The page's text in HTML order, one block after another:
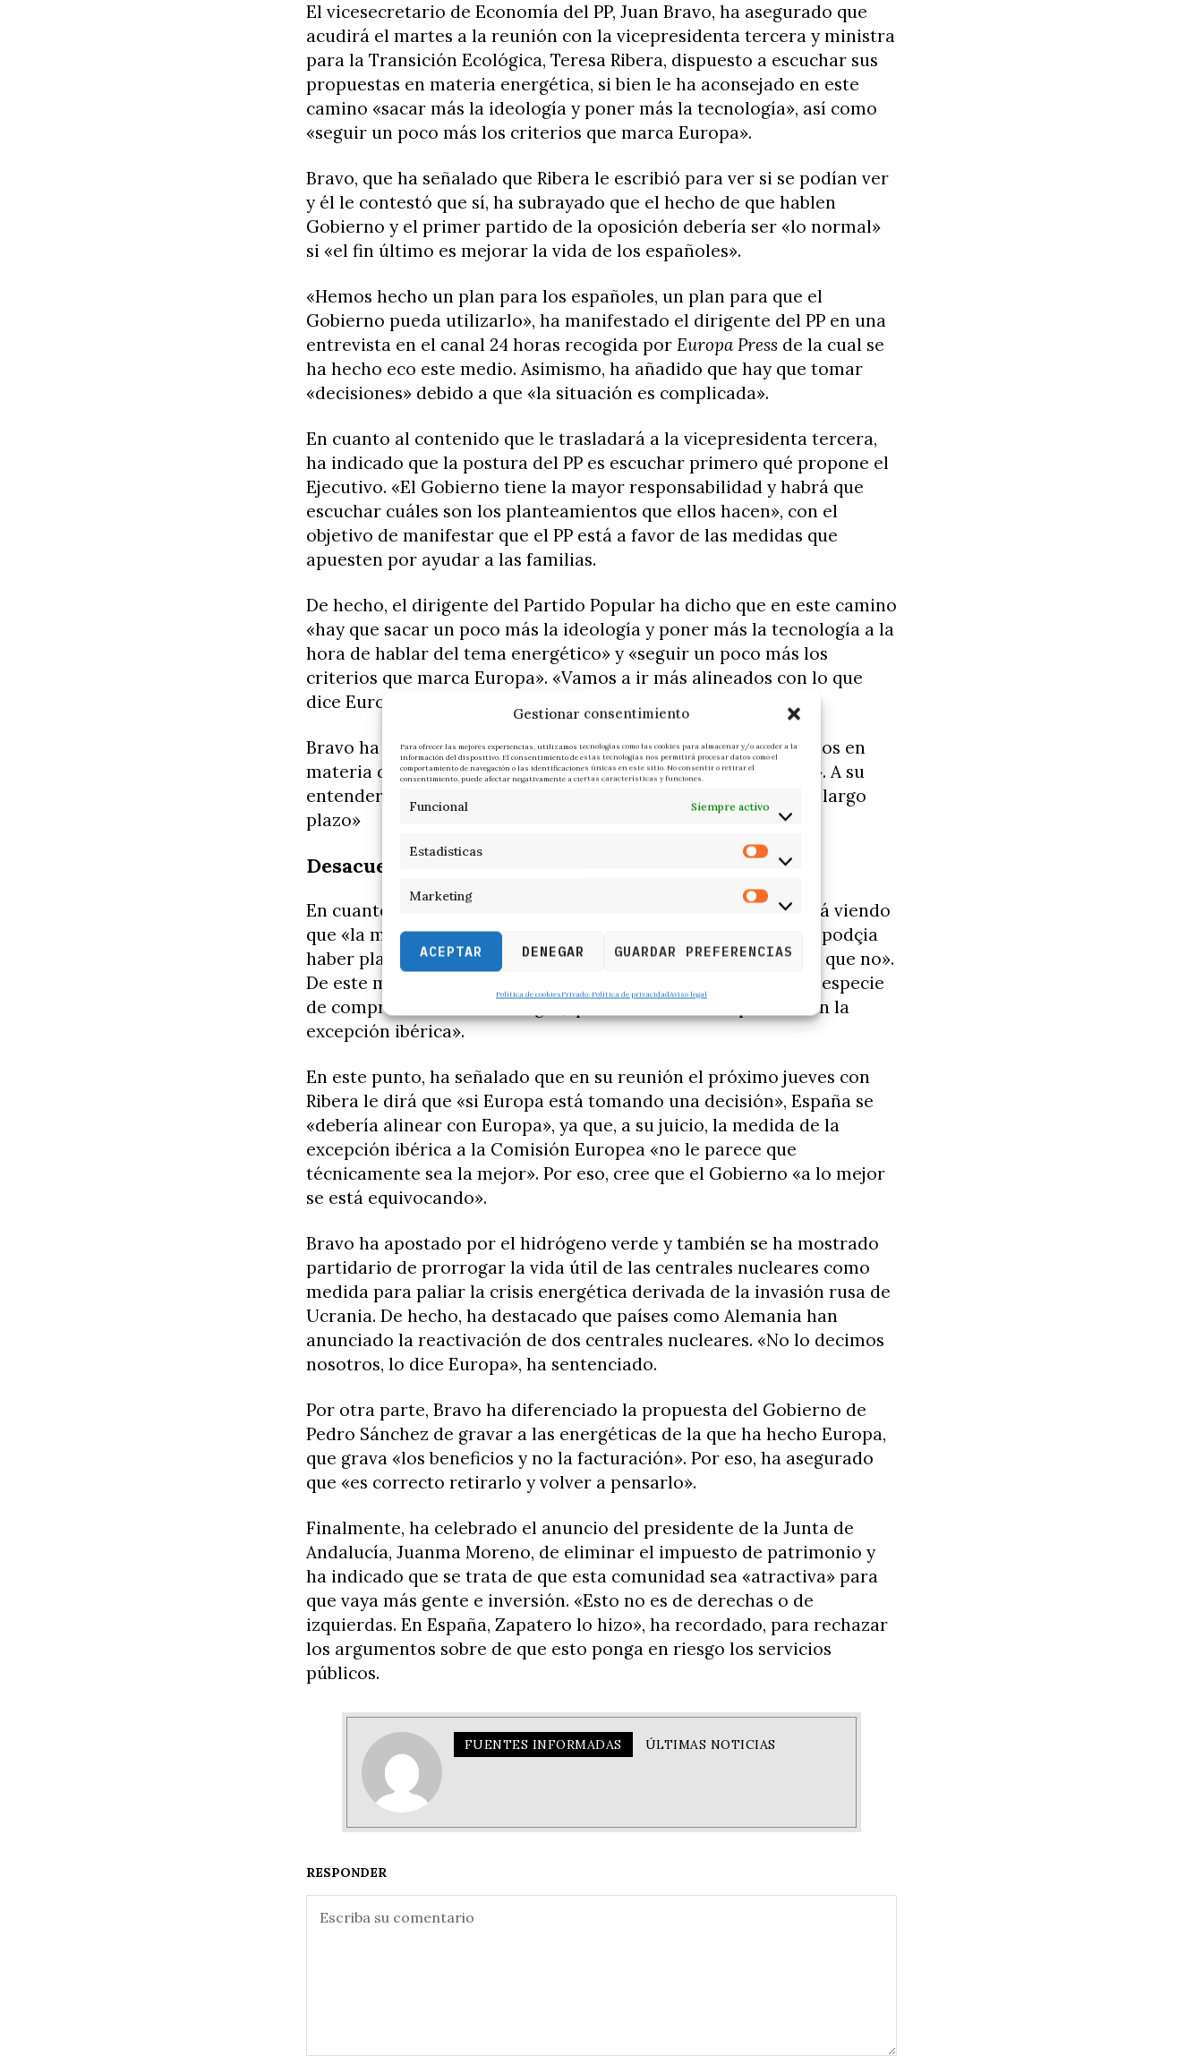
Gestionar consentimiento
Para ofrecer las mejores experiencias, utilizamos tecnologías como las cookies para almacenar y/o acceder a la
información del dispositivo. El consentimiento de estas tecnologías nos permitirá procesar datos como el
comportamiento de navegación o las identificaciones únicas en este sitio. No consentir o retirar el
consentimiento, puede afectar negativamente a ciertas características y funciones.
Funcional Siempre activo
Estadísticas
Marketing
ACEPTAR DENEGAR GUARDAR PREFERENCIAS
Política de cookies Privado: Política de privacidadAviso legal
El vicesecretario de Economía del PP, Juan Bravo, ha asegurado que
acudirá el martes a la reunión con la vicepresidenta tercera y ministra
para la Transición Ecológica, Teresa Ribera, dispuesto a escuchar sus
propuestas en materia energética, si bien le ha aconsejado en este
camino «sacar más la ideología y poner más la tecnología», así como
«seguir un poco más los criterios que marca Europa».
Bravo, que ha señalado que Ribera le escribió para ver si se podían ver
y él le contestó que sí, ha subrayado que el hecho de que hablen
Gobierno y el primer partido de la oposición debería ser «lo normal»
si «el fin último es mejorar la vida de los españoles».
«Hemos hecho un plan para los españoles, un plan para que el
Gobierno pueda utilizarlo», ha manifestado el dirigente del PP en una
entrevista en el canal 24 horas recogida por Europa Press de la cual se
ha hecho eco este medio. Asimismo, ha añadido que hay que tomar
«decisiones» debido a que «la situación es complicada».
En cuanto al contenido que le trasladará a la vicepresidenta tercera,
ha indicado que la postura del PP es escuchar primero qué propone el
Ejecutivo. «El Gobierno tiene la mayor responsabilidad y habrá que
escuchar cuáles son los planteamientos que ellos hacen», con el
objetivo de manifestar que el PP está a favor de las medidas que
apuesten por ayudar a las familias.
De hecho, el dirigente del Partido Popular ha dicho que en este camino
«hay que sacar un poco más la ideología y poner más la tecnología a la
hora de hablar del tema energético» y «seguir un poco más los
criterios que marca Europa». «Vamos a ir más alineados con lo que
dice Europa, no improvisemos», ha apostillado.
Bravo ha insistido en que Gobierno y PP deben llegar a acuerdos en
materia de energía porque son proyectos de «10, 15 o 20 años». A su
entender, «hay que mirar el corto, pero sobre todo el medio y largo
plazo»
Desacuerdo con la excepción ibérica
En cuanto a la excepción ibérica, Bravo ha indicado que se está viendo
que «la medida no era la correcta» y ha agregado que Europa podçia
haber plantedo esta medida para toda Europa pero «ha dicho que no».
De este modo, ha señalado que lo que está planteando es una especie
de compra centralizada de gas, que no tiene «nada que ver con la
excepción ibérica».
En este punto, ha señalado que en su reunión el próximo jueves con
Ribera le dirá que «si Europa está tomando una decisión», España se
«debería alinear con Europa», ya que, a su juicio, la medida de la
excepción ibérica a la Comisión Europea «no le parece que
técnicamente sea la mejor». Por eso, cree que el Gobierno «a lo mejor
se está equivocando».
Bravo ha apostado por el hidrógeno verde y también se ha mostrado
partidario de prorrogar la vida útil de las centrales nucleares como
medida para paliar la crisis energética derivada de la invasión rusa de
Ucrania. De hecho, ha destacado que países como Alemania han
anunciado la reactivación de dos centrales nucleares. «No lo decimos
nosotros, lo dice Europa», ha sentenciado.
Por otra parte, Bravo ha diferenciado la propuesta del Gobierno de
Pedro Sánchez de gravar a las energéticas de la que ha hecho Europa,
que grava «los beneficios y no la facturación». Por eso, ha asegurado
que «es correcto retirarlo y volver a pensarlo».
Finalmente, ha celebrado el anuncio del presidente de la Junta de
Andalucía, Juanma Moreno, de eliminar el impuesto de patrimonio y
ha indicado que se trata de que esta comunidad sea «atractiva» para
que vaya más gente e inversión. «Esto no es de derechas o de
izquierdas. En España, Zapatero lo hizo», ha recordado, para rechazar
los argumentos sobre de que esto ponga en riesgo los servicios
públicos.
FUENTES INFORMADAS ÚLTIMAS NOTICIAS
RESPONDER